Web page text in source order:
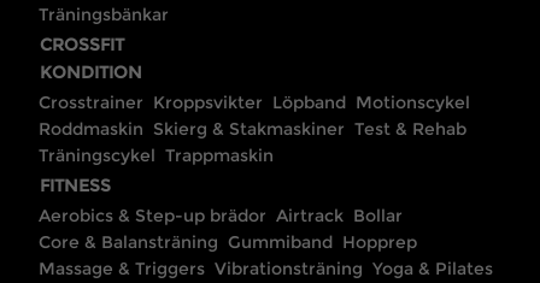
Träningsbänkar
CROSSFIT
KONDITION
Crosstrainer Kroppsvikter Löpband Motionscykel
Roddmaskin Skierg & Stakmaskiner Test & Rehab
Träningscykel Trappmaskin
FITNESS
Aerobics & Step-up brädor Airtrack Bollar
Core & Balansträning Gummiband Hopprep
Massage & Triggers Vibrationsträning Yoga & Pilates